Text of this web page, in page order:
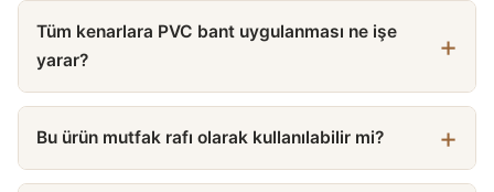
Tüm kenarlara PVC bant uygulanması ne işe
yarar?
Bu ürün mutfak rafı olarak kullanılabilir mi?